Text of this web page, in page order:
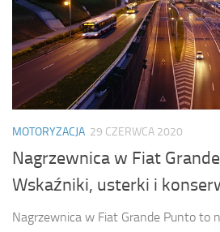
MOTORYZACJA 29 CZERWCA 2020
Nagrzewnica w Fiat
Wskaźniki, usterki i
Nagrzewnica w Fiat Grande Punto to